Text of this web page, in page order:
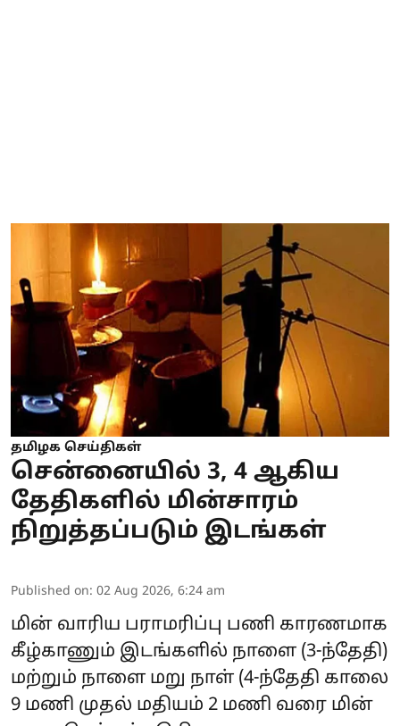
தமிழக செய்திகள்
சென்னையில் 3, 4 ஆகிய
தேதிகளில் மின்சாரம்
நிறுத்தப்படும் இடங்கள்
Published on: 02 Aug 2026, 6:24 am
மின் வாரிய பராமரிப்பு பணி காரணமாக
கீழ்காணும் இடங்களில் நாளை (3-ந்தேதி)
மற்றும் நாளை மறு நாள் (4-ந்தேதி காலை
9 மணி முதல் மதியம் 2 மணி வரை மின்